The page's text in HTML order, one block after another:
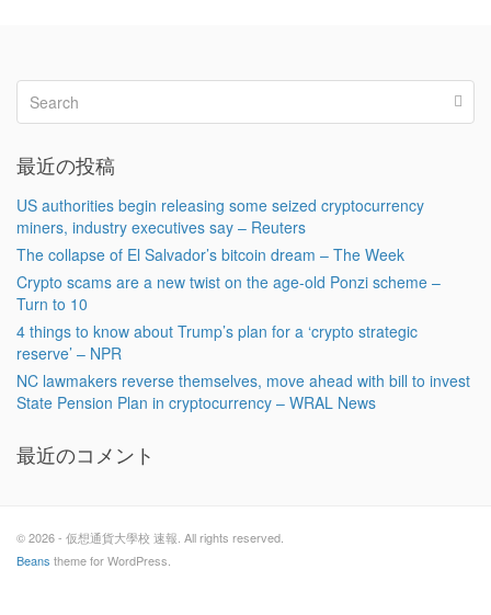
最近の投稿
US authorities begin releasing some seized cryptocurrency
miners, industry executives say – Reuters
The collapse of El Salvador’s bitcoin dream – The Week
Crypto scams are a new twist on the age-old Ponzi scheme –
Turn to 10
4 things to know about Trump’s plan for a ‘crypto strategic
reserve’ – NPR
NC lawmakers reverse themselves, move ahead with bill to invest
State Pension Plan in cryptocurrency – WRAL News
最近のコメント
© 2026 - 仮想通貨大學校 速報. All rights reserved.
Beans theme for WordPress.